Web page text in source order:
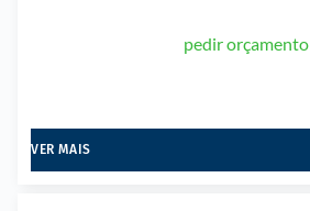
pedir orçamento
VER MAIS